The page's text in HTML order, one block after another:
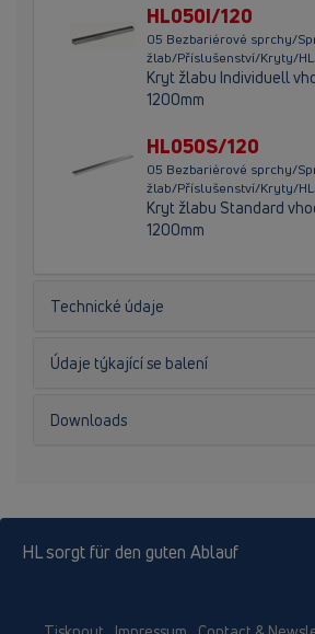
HL050I/120
05 Bezbariérové sprchy/
žlab/Příslušenství/Kryty/
Kryt žlabu Individuell
1200mm
HL050S/120
05 Bezbariérové sprchy/
žlab/Příslušenství/Kryty/
Kryt žlabu Standard
1200mm
Technické údaje
Údaje týkající se balení
Downloads
HL sorgt für den guten Ablauf